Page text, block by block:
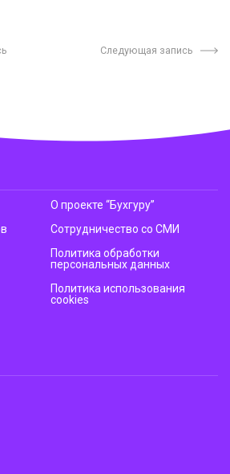
Следующая запись
О проекте “Бухгуру”
Сотрудничество со СМИ
Политика обработки
персональных данных
Политика использования
cookies